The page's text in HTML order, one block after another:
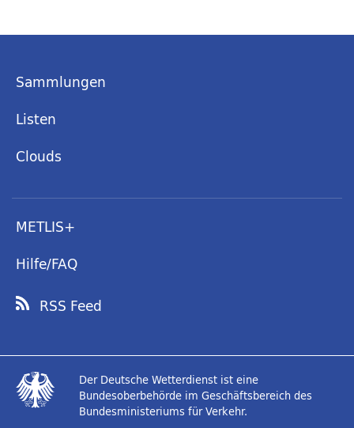
Sammlungen
Listen
Clouds
METLIS+
Hilfe/FAQ
RSS Feed
Der Deutsche Wetterdienst ist eine
Bundesoberbehörde im Geschäftsbereich des
Bundesministeriums für Verkehr.